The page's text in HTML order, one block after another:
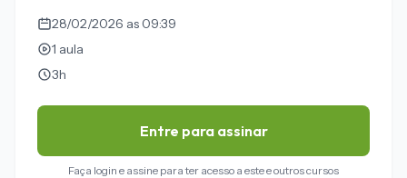
28/02/2026 as 09:39
1 aula
3h
Entre para assinar
Faça login e assine para ter acesso a este e outros cursos